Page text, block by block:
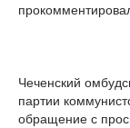
Чеченский
партии
обращение с